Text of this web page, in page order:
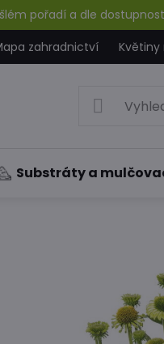
pořadí a dle
zahradnictví Květiny
Substráty a